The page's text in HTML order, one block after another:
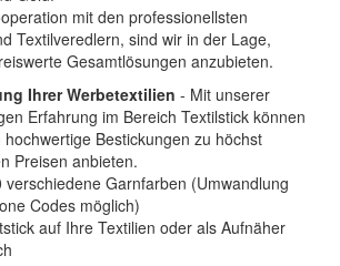
mit den professionellsten
Textilveredlern, sind wir in der Lage,
Gesamtlösungen anzubieten.
Ihrer Werbetextilien - Mit unserer
Erfahrung im Bereich Textilstick können
hochwertige Bestickungen zu höchst
Preisen anbieten.
verschiedene Garnfarben (Umwandlung
Codes möglich)
auf Ihre Textilien oder als Aufnäher